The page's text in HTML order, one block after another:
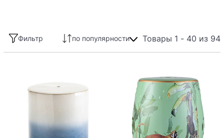
Фильтр по популярности Товары 1 - 40 из 94